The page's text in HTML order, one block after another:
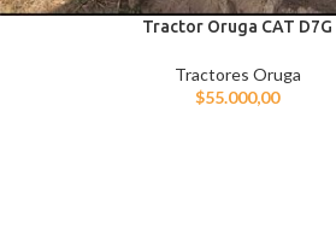
Tractor Oruga CAT D7G
Tractores Oruga
$55.000,00